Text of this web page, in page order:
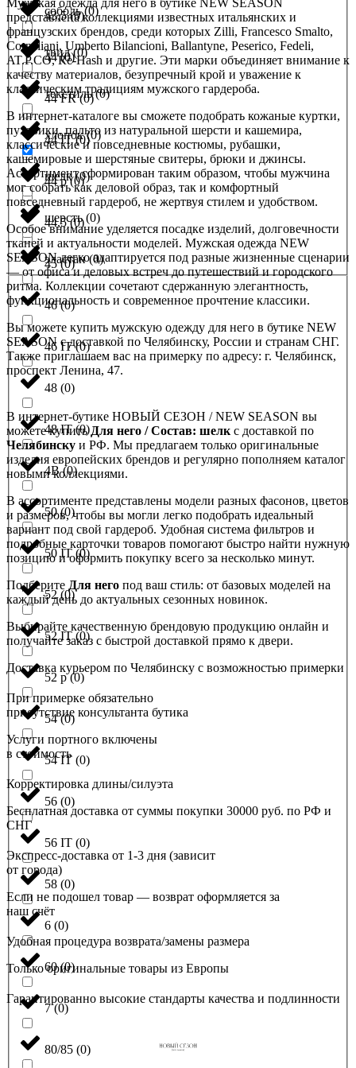
43,5 (0)
44 (0)
44 FR (0)
44 IT (0)
44 р (0)
44,5 (0)
45 (0)
46 (0)
46 IT (0)
48 (0)
48 IT (0)
4B (0)
50 (0)
50 IT (0)
52 (0)
52 IT (0)
52 р (0)
54 (0)
54 IT (0)
56 (0)
56 IT (0)
58 (0)
6 (0)
60 (0)
7 (0)
80/85 (0)
соболь (0)
твид (0)
текстиль (0)
хлопок (0)
шелк (0)
шерсть (0)
эластан (0)
представлена коллекциями известных итальянских и
французских брендов, среди которых Zilli, Francesco Smalto,
Corneliani, Umberto Bilancioni, Ballantyne, Peserico, Fedeli,
AT.P.CO, Re-Hash и другие. Эти марки объединяет внимание к
качеству материалов, безупречный крой и уважение к
классическим традициям мужского гардероба.
В интернет-каталоге вы сможете подобрать кожаные куртки,
пуховики, пальто из натуральной шерсти и кашемира,
классические и повседневные костюмы, рубашки,
кашемировые и шерстяные свитеры, брюки и джинсы.
Ассортимент сформирован таким образом, чтобы мужчина
мог собрать как деловой образ, так и комфортный
повседневный гардероб, не жертвуя стилем и удобством.
Особое внимание уделяется посадке изделий, долговечности
тканей и актуальности моделей. Мужская одежда NEW
SEASON легко адаптируется под разные жизненные сценарии
— от офиса и деловых встреч до путешествий и городского
ритма. Коллекции сочетают сдержанную элегантность,
функциональность и современное прочтение классики.
Вы можете купить мужскую одежду для него в бутике NEW
SEASON с доставкой по Челябинску, России и странам СНГ.
Также приглашаем вас на примерку по адресу: г. Челябинск,
проспект Ленина, 47.
В интернет-бутике НОВЫЙ СЕЗОН / NEW SEASON вы
можете купитьДля него / Состав: шелк с доставкой по
Челябинску и РФ. Мы предлагаем только оригинальные
изделия европейских брендов и регулярно пополняем каталог
новыми коллекциями.
В ассортименте представлены модели разных фасонов, цветов
и размеров, чтобы вы могли легко подобрать идеальный
вариант под свой гардероб. Удобная система фильтров и
подробные карточки товаров помогают быстро найти нужную
позицию и оформить покупку всего за несколько минут.
Подберите Для него под ваш стиль: от базовых моделей на
каждый день до актуальных сезонных новинок.
Выбирайте качественную брендовую продукцию онлайн и
получайте заказ с быстрой доставкой прямо к двери.
Доставка курьером по Челябинску с возможностью примерки
При примерке обязательно
присутствие консультанта бутика
Услуги портного включены
в стоимость
Корректировка длины/силуэта
Бесплатная доставка от суммы покупки 30000 руб. по РФ и
СНГ
Экспресс-доставка от 1-3 дня (зависит
от города)
Если не подошел товар — возврат оформляется за
наш счёт
Удобная процедура возврата/замены размера
Только оригинальные товары из Европы
Гарантированно высокие стандарты качества и подлинности